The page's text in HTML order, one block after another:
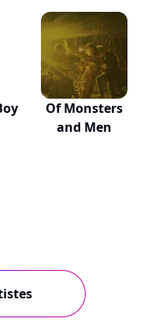
Of Monsters
and Men